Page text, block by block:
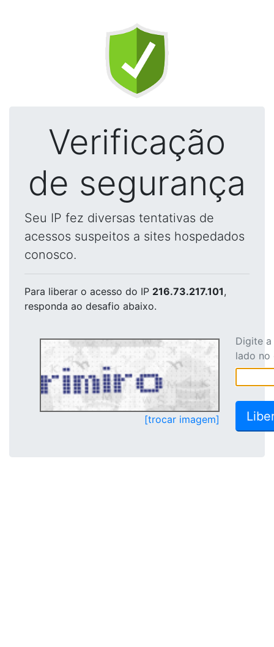
Verificação
de segurança
Seu IP fez diversas tentativas de
acessos suspeitos a sites hospedados
conosco.
Para liberar o acesso do IP 216.73.217.101,
responda ao desafio abaixo.
[trocar imagem]
Digite
lado no